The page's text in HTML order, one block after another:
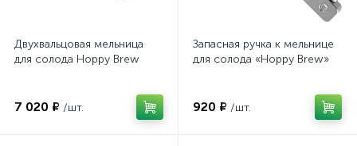
Двухвальцовая мельница
для солода Hoppy Brew
7 020 ₽ /шт.
Запасная ручка к мельнице
для солода «Hoppy Brew»
920 ₽ /шт.